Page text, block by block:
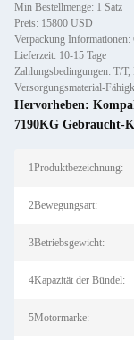
Min Bestellmenge: 1 Satz
Preis: 15800 USD
Verpackung
Lieferzeit: 10-15 Tage
Zahlungsbedingungen: T/T,
Versorgungsmaterial-
Hervorheben:
7190KG Gebraucht-
1Produktbezeichnung:
2Bewegungsart:
3Betriebsgewicht:
4Kapazität der Bündel:
5Motormarke: